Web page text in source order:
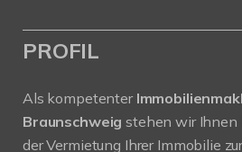
PROFIL
Als kompetenter
Braunschweigstehen wir Ihnen
der Vermietung Ihrer Immobilie